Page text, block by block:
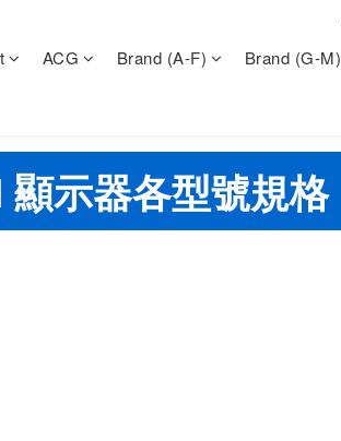
ACG Brand (A-F) Brand (G-M)
顯示器各型號規格